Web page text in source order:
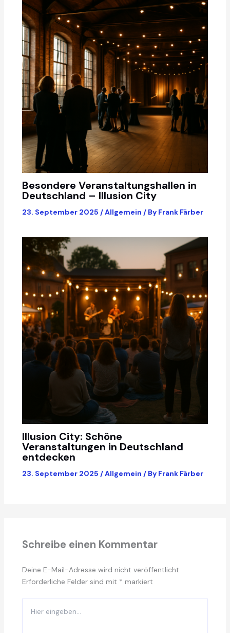
Besondere Veranstaltungshallen in
Deutschland – Illusion City
23. September 2025 /Allgemein / By Frank Färber
Illusion City: Schöne
Veranstaltungen in Deutschland
entdecken
23. September 2025 /Allgemein / By Frank Färber
Schreibe einen Kommentar
Deine E-Mail-Adresse wird nicht veröffentlicht.
Erforderliche Felder sind mit * markiert
eingeben…